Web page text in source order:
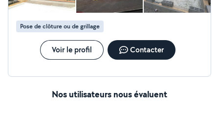
Pose de clôture ou de grillage
Voir le profil Contacter
Nos utilisateurs nous évaluent